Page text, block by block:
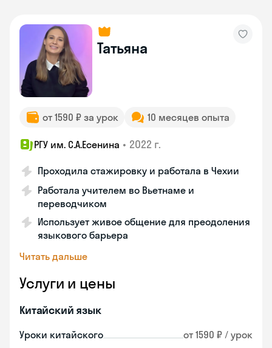
Татьяна
от 1590 ₽ за урок 10 месяцев опыта
РГУ им. С.А.Есенина • 2022 г.
Проходила стажировку и работала в Чехии
Работала учителем во Вьетнаме и
переводчиком
Использует живое общение для преодоления
языкового барьера
Читать дальше
Услуги и цены
Китайский язык
Уроки китайского от 1590 ₽ / урок